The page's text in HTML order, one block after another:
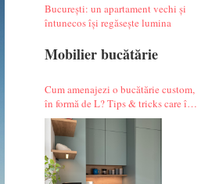
București: un apartament vechi și
întunecos își regăsește lumina
Mobilier bucătărie
Cum amenajezi o bucătărie custom,
în formă de L? Tips & tricks care îți
fac alegerile mai simple.